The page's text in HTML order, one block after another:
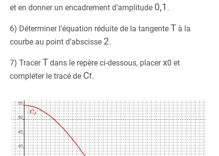
et en donner un encadrement d’amplitude 0,1 .
6) Déterminer l’équation réduite de la tangente T à la
courbe au point d’abscisse 2.
7) TracerT dans le repère ci-dessous, placerx0 et
compléter le tracé de Cf.